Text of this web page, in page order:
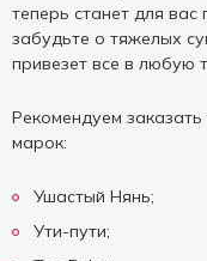
теперь станет для
забудьте о тяжелых
привезет все в любую
Рекомендуем
марок:
Ушастый Нянь;
Ути-пути;